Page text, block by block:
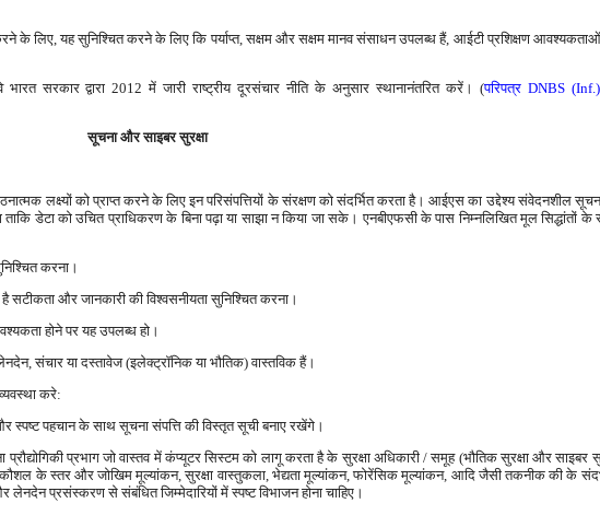
के लिए, यह सुनिश्चित करने के लिए कि पर्याप्त, सक्षम और सक्षम मानव संसाधन उपलब्ध हैं, आईटी प्रशिक्षण
सरकार द्वारा 2012 में जारी राष्ट्रीय दूरसंचार नीति के अनुसार स्थानानंतरित करें। (परिपत्र DNBS
सूचना और साइबर सुरक्षा
लक्ष्यों को प्राप्त करने के लिए इन परिसंपत्तियों के संरक्षण को संदर्भित करता है। आईएस का उद्देश्य संवेदनशील
डेटा को उचित प्राधिकरण के बिना पढ़ा या साझा न किया जा सके। एनबीएफसी के पास निम्नलिखित मूल सिद्धांतों के
करना।
सटीकता और जानकारी की विश्वसनीयता सुनिश्चित करना।
होने पर यह उपलब्ध हो।
संचार या दस्तावेज (इलेक्ट्रॉनिक या भौतिक) वास्तविक हैं।
करे:
स्पष्ट पहचान के साथ सूचना संपत्ति की विस्तृत सूची बनाए रखेंगे।
प्रभाग जो वास्तव में कंप्यूटर सिस्टम को लागू करता है के सुरक्षा अधिकारी / समूह (भौतिक सुरक्षा और साइबर
कौशल के स्तर और जोखिम मूल्यांकन, सुरक्षा वास्तुकला, भेद्यता मूल्यांकन, फोरेंसिक मूल्यांकन, आदि जैसी तकनीक की के
लेनदेन प्रसंस्करण से संबंधित जिम्मेदारियों में स्पष्ट विभाजन होना चाहिए।